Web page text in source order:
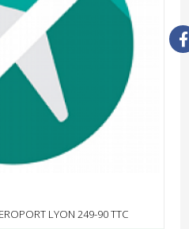
LYON 249-90 TTC